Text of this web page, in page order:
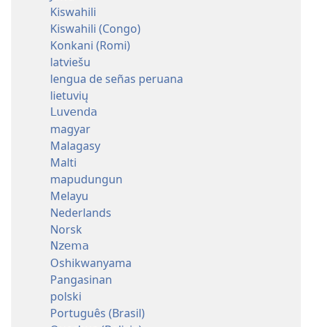
Kiswahili
Kiswahili (Congo)
Konkani (Romi)
latviešu
lengua de señas peruana
lietuvių
Luvenda
magyar
Malagasy
Malti
mapudungun
Melayu
Nederlands
Norsk
Nzema
Oshikwanyama
Pangasinan
polski
Português (Brasil)